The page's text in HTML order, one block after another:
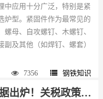
中应用十分广泛，特别是紧
炉型。紧固件作为最常见的
母、自攻螺钉、木螺钉、
及其他（如焊钉、螺套）
7356 钢铁知识
调整对钢材出口影响显现！